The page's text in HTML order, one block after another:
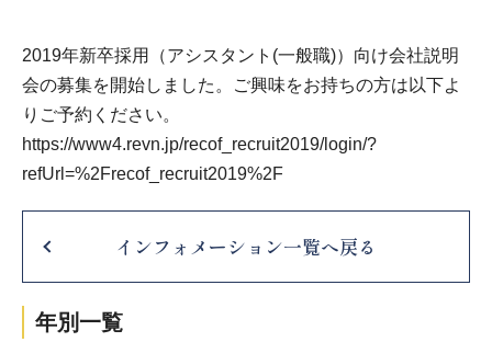
2019年新卒採用（アシスタント(一般職)）向け会社説明
会の募集を開始しました。ご興味をお持ちの方は以下よ
りご予約ください。
https://www4.revn.jp/recof_recruit2019/login/?
refUrl=%2Frecof_recruit2019%2F
インフォメーション一覧へ戻る
年別一覧